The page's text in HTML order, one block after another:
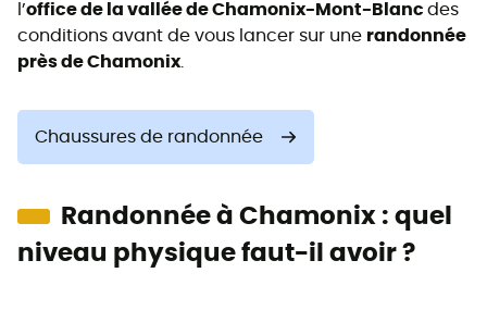
l’office de la vallée de Chamonix-Mont-Blanc des
conditions avant de vous lancer sur une randonnée
près de Chamonix
Chaussures de randonnée
Randonnée à Chamonix : quel
niveau physique faut-il avoir ?